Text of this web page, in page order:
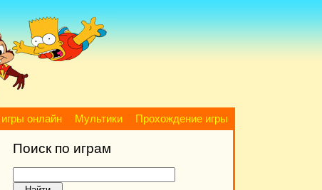
онлайн Мультики Прохождение игры
Поиск по играм